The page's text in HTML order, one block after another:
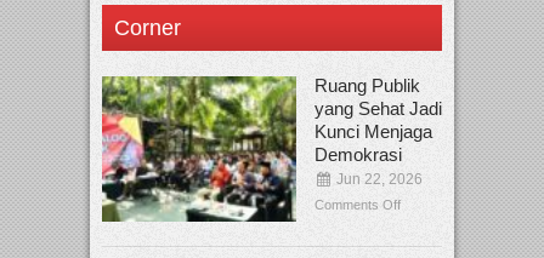
Corner
Ruang Publik
yang Sehat Jadi
Kunci Menjaga
Demokrasi
Jun 22, 2026
Comments Off